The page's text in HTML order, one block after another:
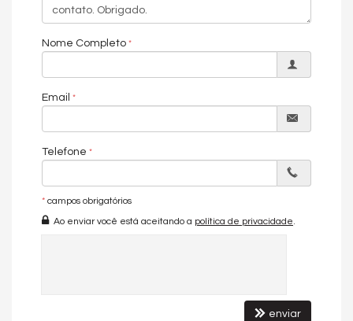
Características do Empreendimento
Salão de Festas
Piscina
Portaria 24h
Automação Predial
Bicicletário
Elevador
Nome Completo
Email
Telefone
* campos obrigatórios
Ao enviar você está aceitando a política de privacidade.
enviar